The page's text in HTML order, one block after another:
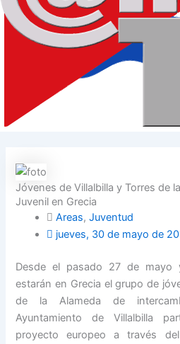
Jóvenes de Villalbilla y Torres de
Juvenil en Grecia
Areas,Juventud
jueves, 30 de mayo de
Desde el pasado 27 de
estarán en Grecia el grupo de
de la Alameda de
Ayuntamiento de Villalbilla
proyecto europeo a través